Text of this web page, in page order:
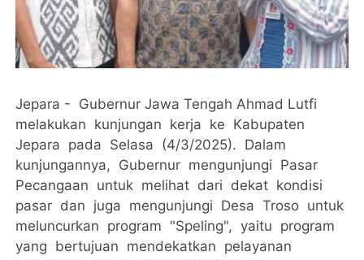
Jepara - Gubernur Jawa Tengah Ahmad Lutfi
melakukan kunjungan kerja ke Kabupaten
Jepara pada Selasa (4/3/2025). Dalam
kunjungannya, Gubernur mengunjungi Pasar
Pecangaan untuk melihat dari dekat kondisi
pasar dan juga mengunjungi Desa Troso untuk
meluncurkan program "Speling", yaitu program
yang bertujuan mendekatkan pelayanan